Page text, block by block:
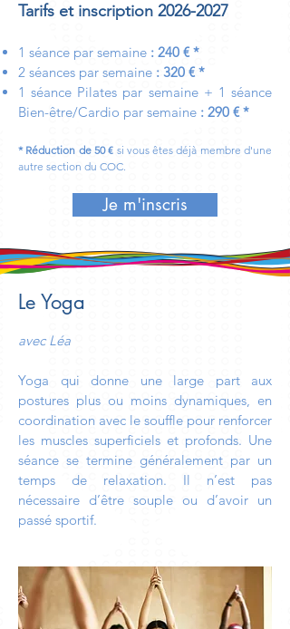
Tarifs et inscription 2026-2027
1 séance par semaine : 240 € *
2 séances par semaine : 320 € *
1 séance Pilates par semaine + 1 séance
Bien-être/Cardio par semaine : 290 € *
* Réduction de50 € si vous êtes déjà membre d'une
autre section du COC.
Je m'inscris
Le Yoga
avec Léa
Yoga qui donne une large part aux
postures plus ou moins dynamiques, en
coordination avec le souffle pour renforcer
les muscles superficiels et profonds. Une
séance se termine généralement par un
temps de relaxation. Il n’est pas
nécessaire d’être souple ou d’avoir un
passé sportif.